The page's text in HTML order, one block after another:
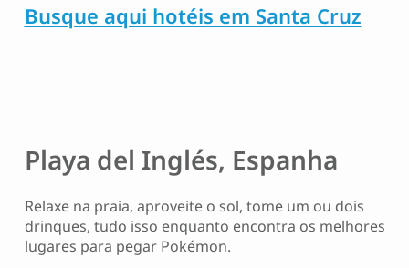
Busque aqui hotéis em Santa Cruz
Playa del Inglés, Espanha
Relaxe na praia, aproveite o sol, tome um ou dois
drinques, tudo isso enquanto encontra os melhores
lugares para pegar Pokémon.